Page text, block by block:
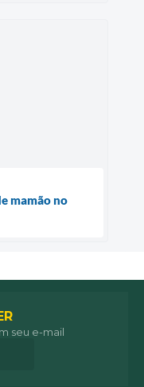
mamão no
seu e-mail